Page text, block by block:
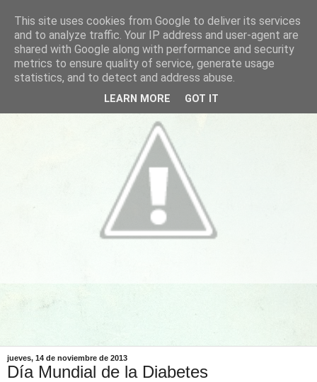
jueves, 14 de noviembre de 2013
Día Mundial de la Diabetes
This site uses cookies from Google to deliver its services
and to analyze traffic. Your IP address and user-agent are
shared with Google along with performance and security
metrics to ensure quality of service, generate usage
statistics, and to detect and address abuse.
LEARN MORE GOT IT